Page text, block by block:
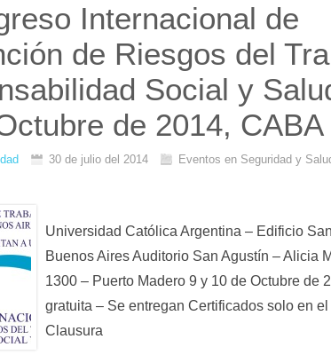
Internacional de
de Riesgos del
Social y
de 2014, CABA
30 de julio del 2014 Eventos en Seguridad y
Universidad Católica Argentina – Edificio
Buenos Aires Auditorio San Agustín – Alicia
1300 – Puerto Madero 9 y 10 de Octubre de
gratuita – Se entregan Certificados solo en el
Clausura